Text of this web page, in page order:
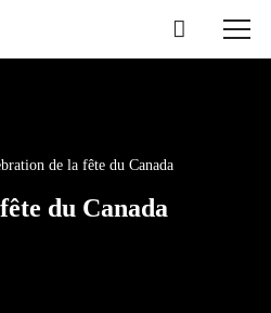
de la fête du Canada
du Canada